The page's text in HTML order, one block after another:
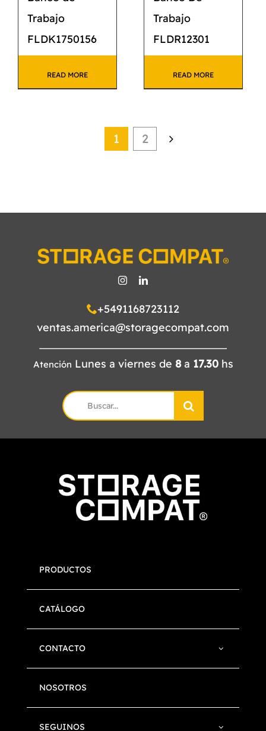
Trabajo
FLDK1750156
READ MORE
Trabajo
FLDR12301
READ MORE
1 2
+5491168723112
ventas.america@storagecompat.com
Atención Lunes a viernes de 8a 17.30hs
Search
for:
PRODUCTOS
CATÁLOGO
CONTACTO
NOSOTROS
SEGUINOS